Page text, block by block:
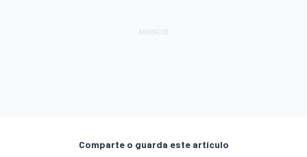
Comparte o guarda este artículo